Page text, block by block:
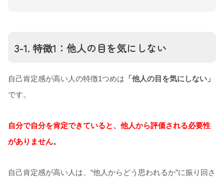
3-1. 特徴1：他人の目を気にしない
自己肯定感が高い人の特徴1つめは 「他人の目を気にしない」
です。
自分で自分を肯定できていると、他人から評価される必要性
がありません。
自己肯定感が高い人は、“他人からどう思われるか”に振り回さ